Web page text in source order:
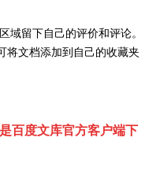
域留下自己的评价和评论。
将文档添加到自己的收藏夹
百度文库官方客户端下